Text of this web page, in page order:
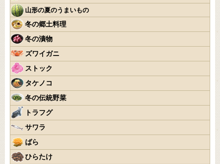
山形の夏のうまいもの
冬の郷土料理
冬の漬物
ズワイガニ
ストック
タケノコ
冬の伝統野菜
トラフグ
サワラ
ばら
ひらたけ